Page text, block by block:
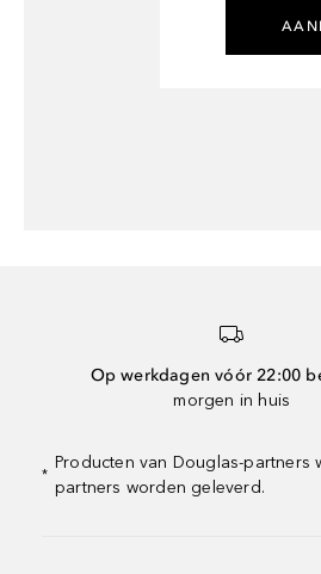
Op werkdagen vóór 22:00
morgen in huis
*
Producten van Douglas-
partners worden geleverd.